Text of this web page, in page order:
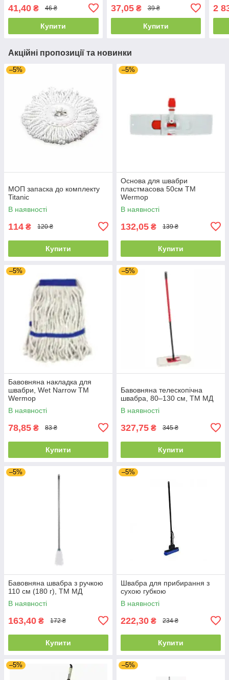
41,40 ₴ 46 ₴
Купити
37,05₴ 39 ₴
Купити
2
Акційні пропозиції та новинки
–5%
МОП запаска до комплекту
Titanic
В наявності
114 ₴ 120 ₴
Купити
–5%
Основа для швабри
пластмасова 50см ТМ
Wermop
В наявності
132,05 ₴ 139 ₴
Купити
–5%
Бавовняна накладка для
швабри, Wet Narrow ТМ
Wermop
В наявності
78,85 ₴ 83 ₴
Купити
–5%
Бавовняна телескопічна
швабра, 80–130 см, ТМ МД
В наявності
327,75 ₴ 345 ₴
Купити
–5%
Бавовняна швабра з ручкою
110 см (180 г), ТМ МД
В наявності
163,40 ₴ 172 ₴
Купити
–5%
Швабра для прибирання з
сухою губкою
В наявності
222,30 ₴ 234 ₴
Купити
–5% –5%